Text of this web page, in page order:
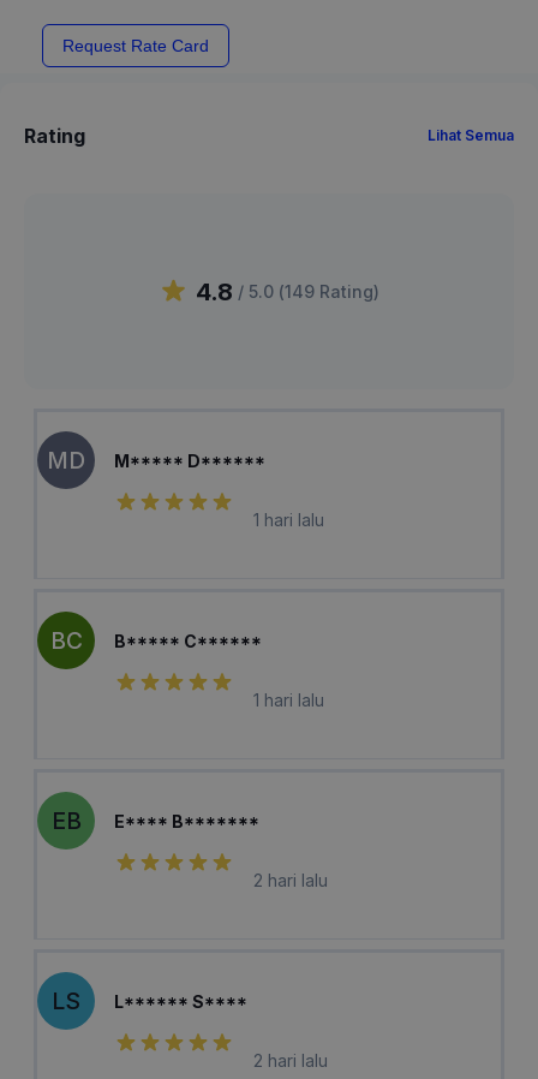
Request Rate Card
Rating Lihat Semua
4.8 / 5.0 (149 Rating)
MD M***** D******
1 hari lalu
BC B***** C******
1 hari lalu
EB E**** B*******
2 hari lalu
LS L****** S****
2 hari lalu